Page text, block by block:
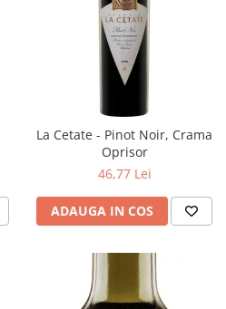
La Cetate - Pinot Noir, Crama
Oprisor
46,77 Lei
ADAUGA IN COS